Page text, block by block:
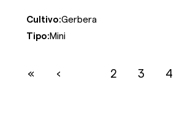
Cultivo:Gerbera
Tipo:Mini
« ‹ 2 3 4